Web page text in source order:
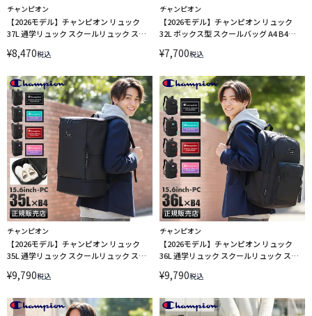
チャンピオン
【2026モデル】チャンピオン リュック
37L 通学リュック スクールリュック スク
Champion 68902
¥8,470税込
チャンピオン
【2026モデル】チャンピオン リュック
32L ボックス型 スクールバッグ A4 B4
¥7,700税込
チャンピオン
【2026モデル】チャンピオン リュック
35L 通学リュック スクールリュック スク
Champion 65455
¥9,790税込
チャンピオン
【2026モデル】チャンピオン リュック
36L 通学リュック スクールリュック スク
65454
¥9,790税込